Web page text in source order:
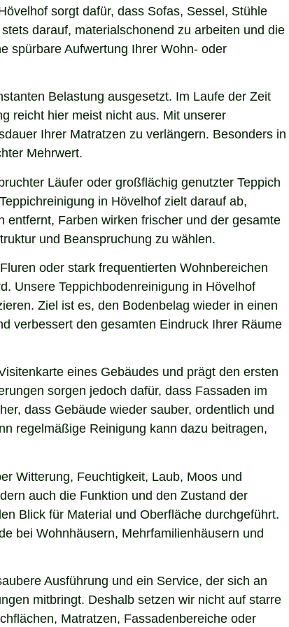
sorgt dafür, dass Sofas, Sessel, Stühle
darauf, materialschonend zu arbeiten und die
spürbare Aufwertung Ihrer Wohn- oder
Belastung ausgesetzt. Im Laufe der Zeit
reicht hier meist nicht aus. Mit unserer
Ihrer Matratzen zu verlängern. Besonders in
Mehrwert.
Läufer oder großflächig genutzter Teppich
in Hövelhof zielt darauf ab,
entfernt, Farben wirken frischer und der gesamte
und Beanspruchung zu wählen.
oder stark frequentierten Wohnbereichen
Unsere Teppichbodenreinigung in Hövelhof
Ziel ist es, den Bodenbelag wieder in einen
verbessert den gesamten Eindruck Ihrer Räume
eines Gebäudes und prägt den ersten
sorgen jedoch dafür, dass Fassaden im
dass Gebäude wieder sauber, ordentlich und
regelmäßige Reinigung kann dazu beitragen,
Witterung, Feuchtigkeit, Laub, Moos und
auch die Funktion und den Zustand der
Blick für Material und Oberfläche durchgeführt.
bei Wohnhäusern, Mehrfamilienhäusern und
Ausführung und ein Service, der sich an
mitbringt. Deshalb setzen wir nicht auf starre
Matratzen, Fassadenbereiche oder